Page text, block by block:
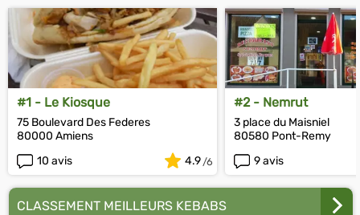
#1 - Le Kiosque
75 Boulevard Des Federes
80000 Amiens
10 avis
4.9
#2 - Nemrut
3 place du Maisniel
80580 Pont-Remy
9 avis
CLASSEMENT MEILLEURS KEBABS